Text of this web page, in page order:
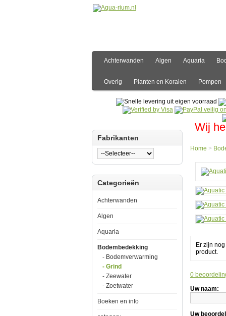
Achterwanden Algen Aquaria
Overig Planten en Koralen Pompen
Wij
Fabrikanten
Categorieën
Achterwanden
Algen
Aquaria
Bodembedekking
- Bodemverwarming
- Grind
- Zeewater
- Zoetwater
Boeken en info
Grind
2.5kg
Nature
Galaxy
2.5kg
Home >
Er zijn
product.
0
Uw naam:
Uw